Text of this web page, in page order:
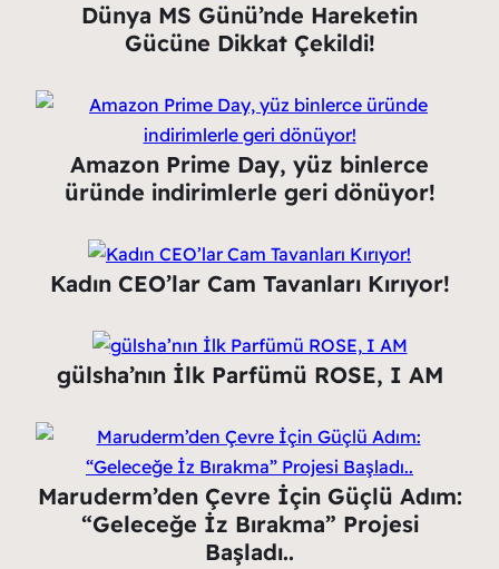
Dünya MS Günü’nde Hareketin
Gücüne Dikkat Çekildi!
Amazon Prime Day, yüz binlerce
üründe indirimlerle geri dönüyor!
Kadın CEO’lar Cam Tavanları Kırıyor!
gülsha’nın İlk Parfümü ROSE, I AM
Maruderm’den Çevre İçin Güçlü Adım:
“Geleceğe İz Bırakma” Projesi
Başladı..